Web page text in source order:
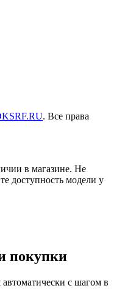
. Все права
в магазине. Не
доступность модели у
покупки
с шагом в